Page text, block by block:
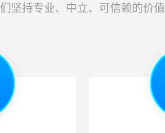
坚持专业、中立、可信赖的价